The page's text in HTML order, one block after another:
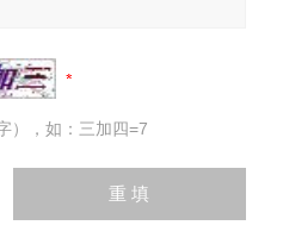
），如：三加四=7